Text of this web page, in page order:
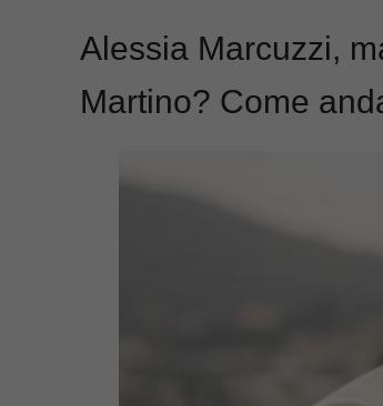
Alessia Marcuzzi,
Martino? Come